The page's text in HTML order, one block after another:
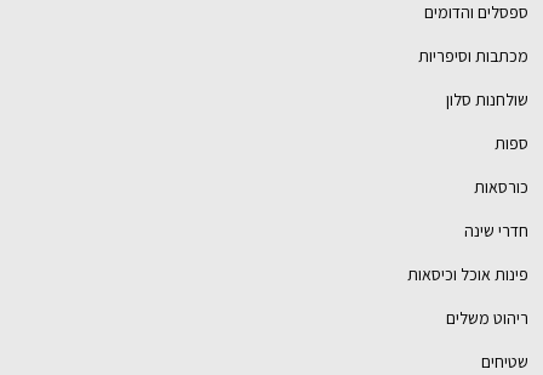
ספסלים והדומים
מכתבות וסיפריות
שולחנות סלון
ספות
כורסאות
חדרי שינה
פינות אוכל וכיסאות
ריהוט משלים
שטיחים